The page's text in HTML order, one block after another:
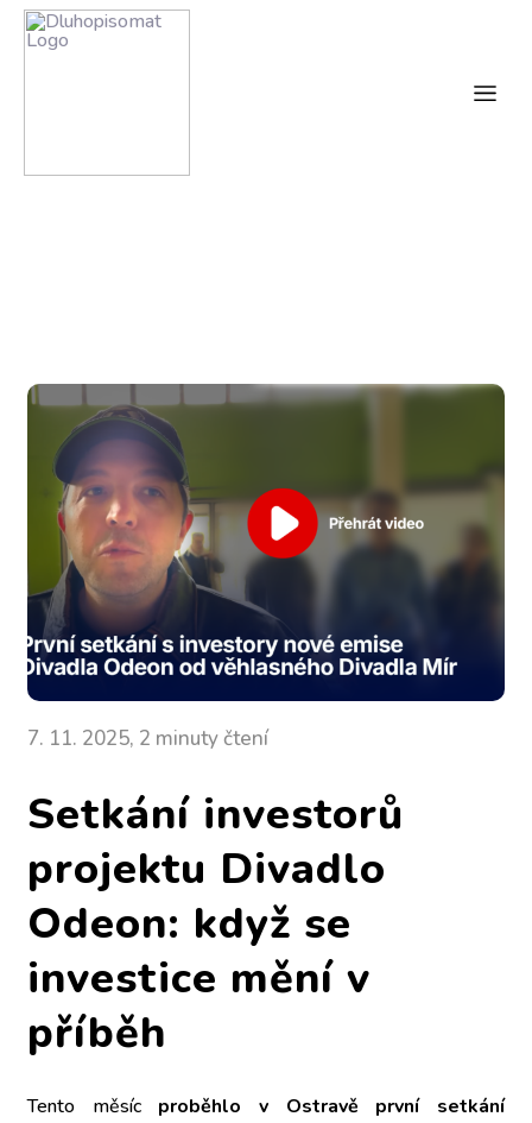
7. 11. 2025, 2 minuty čtení
Setkání investorů
projektu Divadlo
Odeon: když se
investice mění v
příběh
Tento měsícproběhlo v Ostravě
první setkání